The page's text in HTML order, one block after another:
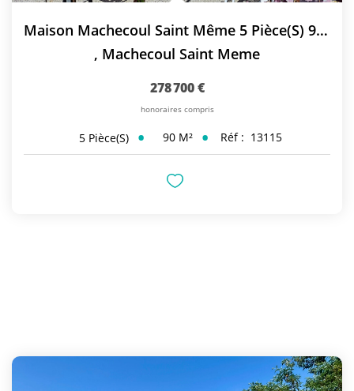
Maison Machecoul Saint Même 5 Pièce(s) 90 M2
, Machecoul Saint Meme
278 700 €
honoraires compris
5 Pièce(s) 90 M² Réf : 13115